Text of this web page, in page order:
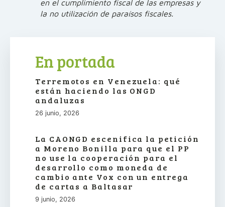
en el cumplimiento fiscal de las empresas y
la no utilización de paraísos fiscales.
En portada
Terremotos en Venezuela: qué
están haciendo las ONGD
andaluzas
26 junio, 2026
La CAONGD escenifica la petición
a Moreno Bonilla para que el PP
no use la cooperación para el
desarrollo como moneda de
cambio ante Vox con un entrega
de cartas a Baltasar
9 junio, 2026